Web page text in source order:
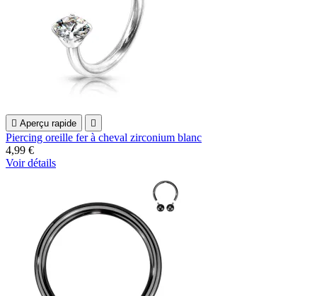
 Aperçu rapide 
Piercing oreille fer à cheval zirconium blanc
4,99 €
Voir détails